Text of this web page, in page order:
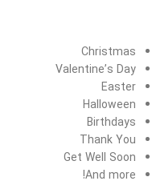
Christmas
Valentine’s Day
Easter
Halloween
Birthdays
Thank You
Get Well Soon
And more!